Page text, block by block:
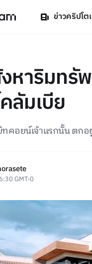
ข่าวคริปโต
หาริมทรั
ลัมเบีย
คอยน์เจ้าแรกนั้น ตก
GMT-0